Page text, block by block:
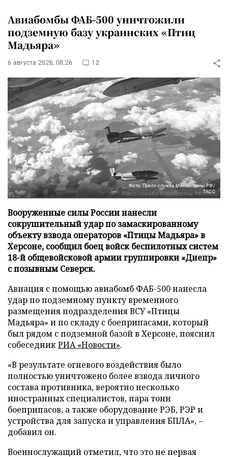
Авиабомбы ФАБ-500 уничтожили
подземную базу украинских «Птиц
Мадьяра»
6 августа 2026, 08:26 12
Фото: Пресс-служба Минобороны РФ/
ТАСС
Вооруженные силы России нанесли
сокрушительный удар по замаскированному
объекту взвода операторов «Птицы Мадьяра» в
Херсоне, сообщил боец войск беспилотных систем
18-й общевойсковой армии группировки «Днепр»
с позывным Северск.
Авиация с помощью авиабомб ФАБ-500 нанесла
удар по подземному пункту временного
размещения подразделения ВСУ «Птицы
Мадьяра» и по складу с боеприпасами, который
был рядом с подземной базой в Херсоне, пояснил
собеседникРИА «Новости».
«В результате огневого воздействия было
полностью уничтожено более взвода личного
состава противника, вероятно несколько
иностранных специалистов, пара тонн
боеприпасов, а также оборудование РЭБ, РЭР и
устройства для запуска и управления БПЛА», –
добавил он.
Военнослужащий отметил, что это не первая